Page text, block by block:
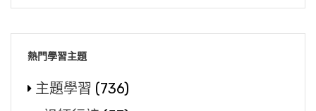
熱門學習主題
主題學習 (736)